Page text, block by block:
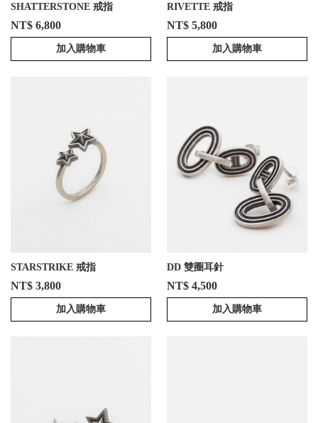
SHATTERSTONE 戒指
NT$ 6,800
加入購物車
RIVETTE 戒指
NT$ 5,800
加入購物車
STARSTRIKE 戒指
NT$ 3,800
加入購物車
DD 雙圈耳針
NT$ 4,500
加入購物車